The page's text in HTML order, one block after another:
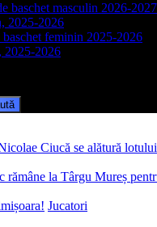
baschet masculin 2026-2027
2025-2026
feminin 2025-2026
2025-2026
Ciucă se alătură
la Târgu Mureș
Jucatori